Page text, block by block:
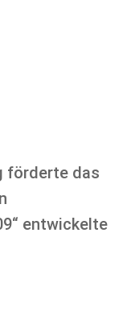
förderte das
entwickelte